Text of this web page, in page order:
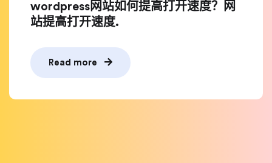
wordpress网站如何提高打开速度？网
站提高打开速度.
Read more